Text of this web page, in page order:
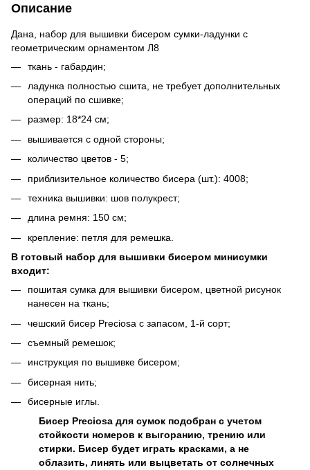
Описание
Дана, набор для вышивки бисером сумки-ладунки с
геометрическим орнаментом Л8
ткань - габардин;
ладунка полностью сшита, не требует дополнительных
операций по сшивке;
размер: 18*24 см;
вышивается с одной стороны;
количество цветов - 5;
приблизительное количество бисера (шт.): 4008;
техника вышивки: шов полукрест;
длина ремня: 150 см;
крепление: петля для ремешка.
В готовый набор для вышивки бисером минисумки
входит:
пошитая сумка для вышивки бисером, цветной рисунок
нанесен на ткань;
чешский бисер Preciosa с запасом, 1-й сорт;
съемный ремешок;
инструкция по вышивке бисером;
бисерная нить;
бисерные иглы.
Бисер Preciosa для сумок подобран с учетом
стойкости номеров к выгоранию, трению или
стирки. Бисер будет играть красками, а не
облазить, линять или выцветать от солнечных